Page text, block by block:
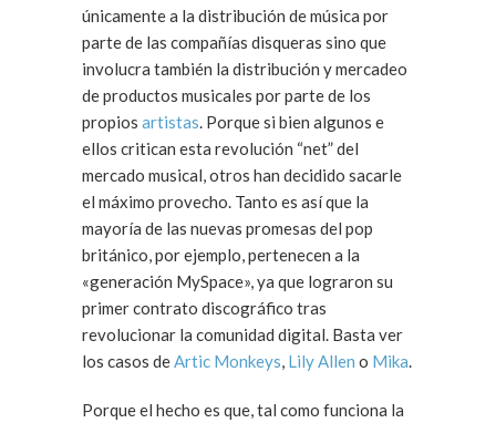
únicamente a la distribución de música por
parte de las compañías disqueras sino que
involucra también la distribución y mercadeo
de productos musicales por parte de los
propios artistas. Porque si bien algunos e
ellos critican esta revolución “net” del
mercado musical, otros han decidido sacarle
el máximo provecho. Tanto es así que la
mayoría de las nuevas promesas del pop
británico, por ejemplo, pertenecen a la
«generación MySpace», ya que lograron su
primer contrato discográfico tras
revolucionar la comunidad digital. Basta ver
los casos deArtic Monkeys, Lily Allen o Mika.
Porque el hecho es que, tal como funciona la